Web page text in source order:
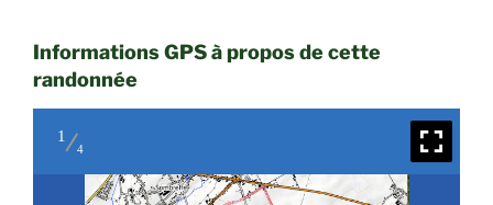
Informations GPS à propos de cette
randonnée
1
4